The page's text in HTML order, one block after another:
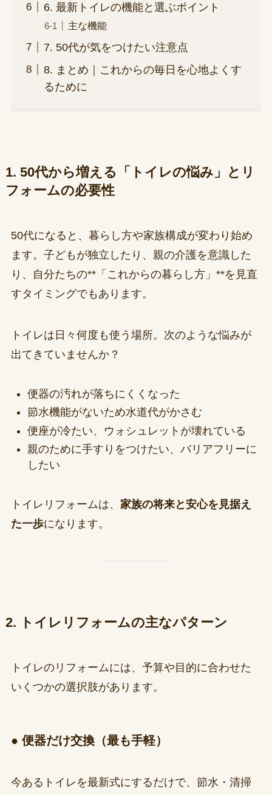
6. 最新トイレの機能と選ぶポイント
主な機能
7. 50代が気をつけたい注意点
8. まとめ｜これからの毎日を心地よくす
るために
1. 50代から増える「トイレの悩み」とリ
フォームの必要性
50代になると、暮らし方や家族構成が変わり始め
ます。子どもが独立したり、親の介護を意識した
り、自分たちの**「これからの暮らし方」**を見直
すタイミングでもあります。
トイレは日々何度も使う場所。次のような悩みが
出てきていませんか？
便器の汚れが落ちにくくなった
節水機能がないため水道代がかさむ
便座が冷たい、ウォシュレットが壊れている
親のために手すりをつけたい、バリアフリーに
したい
トイレリフォームは、 家族の将来と安心を見据え
た一歩になります。
2. トイレリフォームの主なパターン
トイレのリフォームには、予算や目的に合わせた
いくつかの選択肢があります。
● 便器だけ交換（最も手軽）
今あるトイレを最新式にするだけで、節水・清掃